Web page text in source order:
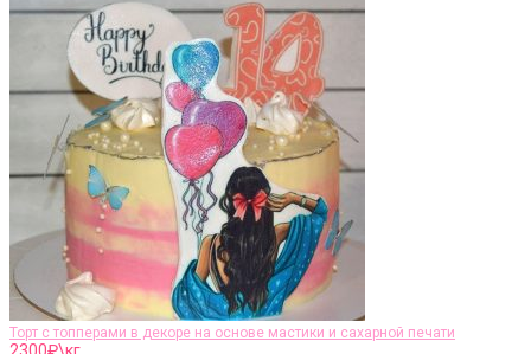
Торт с топперами в декоре на основе мастики и сахарной печати